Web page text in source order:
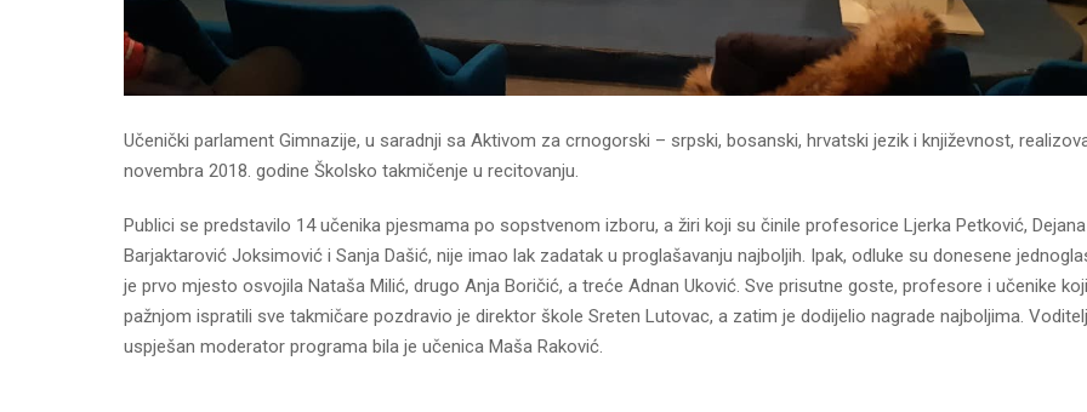
Učenički parlament Gimnazije, u saradnji sa Aktivom za crnogorski – srpski, bosanski, hrvatski jezik i književnost,
novembra 2018. godine Školsko takmičenje u recitovanju.
Publici se predstavilo 14 učenika pjesmama po sopstvenom izboru, a žiri koji su činile profesorice Ljerka Petković, Dejana
Barjaktarović Joksimović i Sanja Dašić, nije imao lak zadatak u proglašavanju najboljih. Ipak, odluke su donesene
je prvo mjesto osvojila Nataša Milić, drugo Anja Boričić, a treće Adnan Uković. Sve prisutne goste, profesore i učenike
pažnjom ispratili sve takmičare pozdravio je direktor škole Sreten Lutovac, a zatim je dodijelio nagrade najboljima.
uspješan moderator programa bila je učenica Maša Raković.